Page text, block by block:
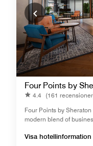
Four Points by
4.4 (161
Four Points by
modern blend of
Visa hotellinformation